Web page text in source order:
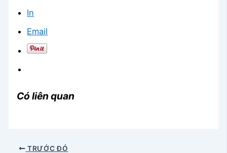
In
Email
Có liên quan
TRƯỚC ĐÓ